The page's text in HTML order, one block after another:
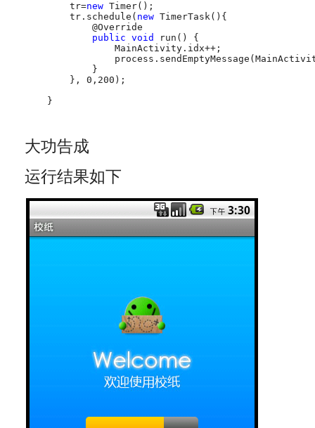
        tr=
new Timer();
        tr.schedule(
new TimerTask(){
            @Override
public void run() {
                MainActivity.idx++;
            }
        }, 0,200);
    }
大功告成
运行结果如下